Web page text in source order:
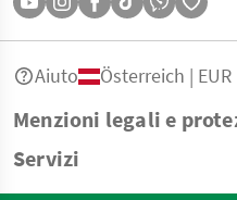
Menzioni legali e
Servizi
Aiuto Österreich | EUR